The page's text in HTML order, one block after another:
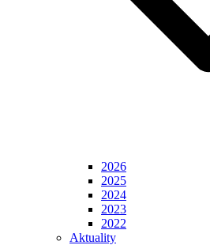
2026
2025
2024
2023
2022
Aktuality